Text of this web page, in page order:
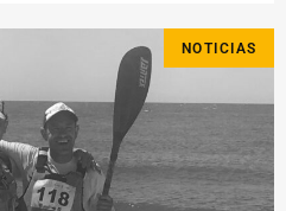
NOTICIAS